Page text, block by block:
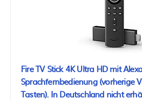
Fire TV Stick 4K Ultra HD mit
Sprachfernbedienung (vorherige
Tasten). In Deutschland nicht